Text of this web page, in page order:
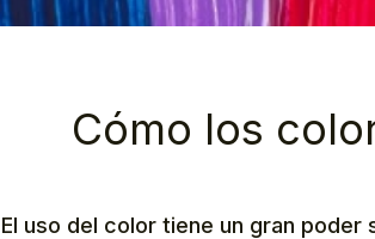
Cómo los
El uso del color tiene un gran